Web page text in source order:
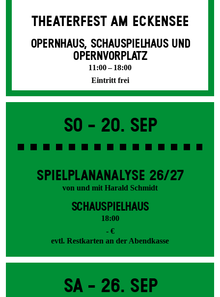
THEATERFEST AM ECKENSEE
OPERNHAUS, SCHAUSPIELHAUS UND
OPERNVORPLATZ
11:00 – 18:00
Eintritt frei
So - 20. Sep
SPIEL­PLAN­ANALYSE 26/27
von und mit Harald Schmidt
SCHAUSPIELHAUS
18:00
- €
evtl. Restkarten an der Abendkasse
Sa - 26. Sep